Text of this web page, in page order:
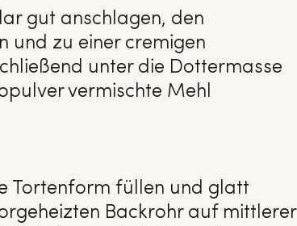
gut anschlagen, den
und zu einer cremigen
unter die Dottermasse
vermischte Mehl
Tortenform füllen und glatt
Backrohr auf mittlerer